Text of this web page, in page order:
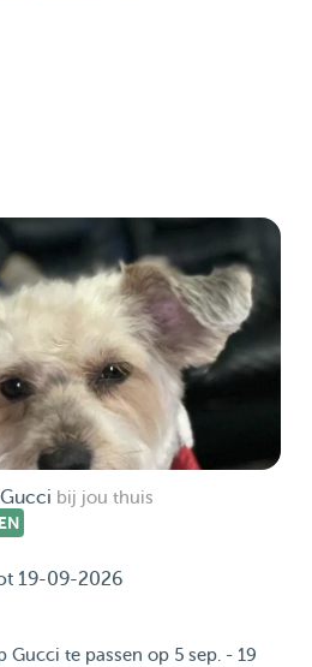
bij jou thuis
19-09-2026
Gucci te passen op 5 sep. - 19